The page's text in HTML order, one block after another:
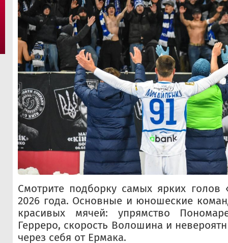
Смотрите подборку самых ярких
2026 года. Основные и юношеские
красивых мячей: упрямство
Герреро, скорость Волошина и
через себя от Ермака.